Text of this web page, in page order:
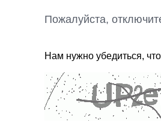
Пожалуйста,
Нам нужно убедиться,